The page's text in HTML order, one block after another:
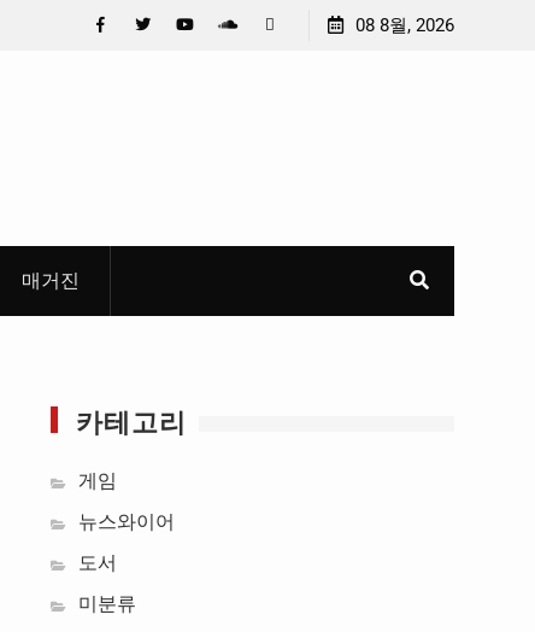
중요 메일메일 제목정준호 의원, 축구협회 슬그머니 만
08 8월, 2026
매거진
카테고리
게임
뉴스와이어
도서
미분류